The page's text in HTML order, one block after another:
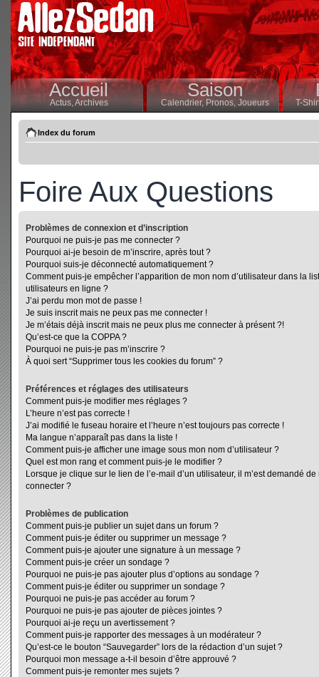
Accueil
Actus,Archives
Saison
Calendrier,Pronos, Joueurs T-
Index du forum
Foire Aux Questions
Problèmes de connexion et d’inscription
Pourquoi ne puis-je pas me connecter ?
Pourquoi ai-je besoin de m’inscrire, après tout ?
Pourquoi suis-je déconnecté automatiquement ?
Comment puis-je empêcher l’apparition de mon nom d’utilisateur dans la
utilisateurs en ligne ?
J’ai perdu mon mot de passe !
Je suis inscrit mais ne peux pas me connecter !
Je m’étais déjà inscrit mais ne peux plus me connecter à présent ?!
Qu’est-ce que la COPPA ?
Pourquoi ne puis-je pas m’inscrire ?
À quoi sert “Supprimer tous les cookies du forum” ?
Préférences et réglages des utilisateurs
Comment puis-je modifier mes réglages ?
L’heure n’est pas correcte !
J’ai modifié le fuseau horaire et l’heure n’est toujours pas correcte !
Ma langue n’apparaît pas dans la liste !
Comment puis-je afficher une image sous mon nom d’utilisateur ?
Quel est mon rang et comment puis-je le modifier ?
Lorsque je clique sur le lien de l’e-mail d’un utilisateur, il m’est demandé de
connecter ?
Problèmes de publication
Comment puis-je publier un sujet dans un forum ?
Comment puis-je éditer ou supprimer un message ?
Comment puis-je ajouter une signature à un message ?
Comment puis-je créer un sondage ?
Pourquoi ne puis-je pas ajouter plus d’options au sondage ?
Comment puis-je éditer ou supprimer un sondage ?
Pourquoi ne puis-je pas accéder au forum ?
Pourquoi ne puis-je pas ajouter de pièces jointes ?
Pourquoi ai-je reçu un avertissement ?
Comment puis-je rapporter des messages à un modérateur ?
Qu’est-ce le bouton “Sauvegarder” lors de la rédaction d’un sujet ?
Pourquoi mon message a-t-il besoin d’être approuvé ?
Comment puis-je remonter mes sujets ?